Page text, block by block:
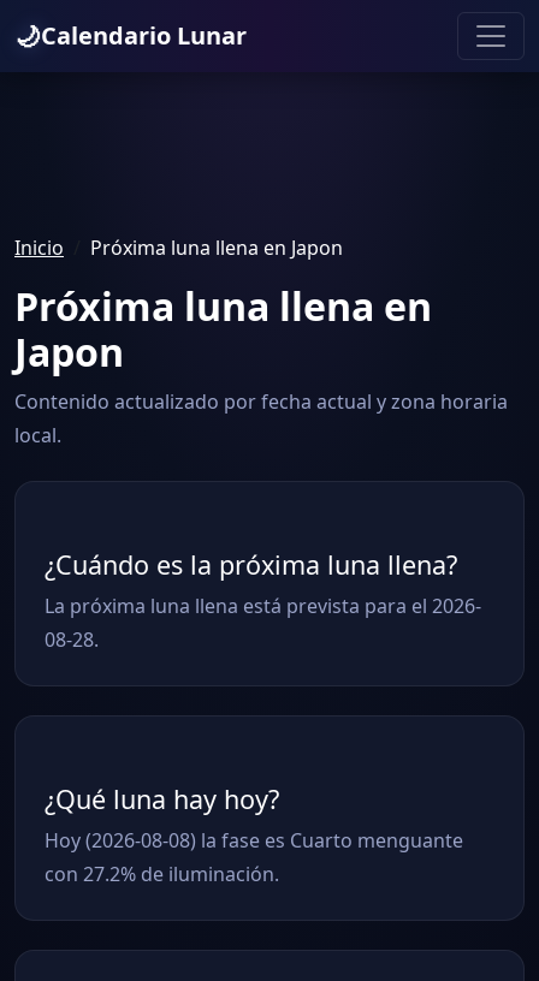
🌙Calendario Lunar
Inicio Próxima luna llena en Japon
Próxima luna llena en
Japon
Contenido actualizado por fecha actual y zona horaria
local.
¿Cuándo es la próxima luna llena?
La próxima luna llena está prevista para el 2026-
08-28.
¿Qué luna hay hoy?
Hoy (2026-08-08) la fase es Cuarto menguante
con 27.2% de iluminación.